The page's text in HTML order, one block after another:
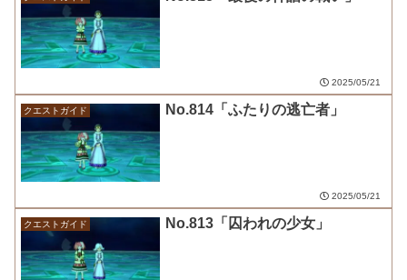
2025/05/21
クエストガイド No.814「ふたりの逃亡者」
2025/05/21
クエストガイド No.813「囚われの少女」